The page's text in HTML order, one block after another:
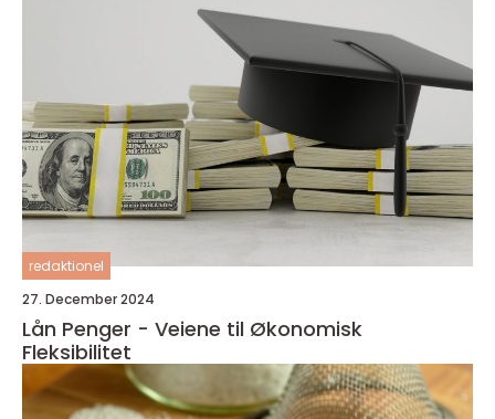
redaktionel
27. December 2024
Lån Penger - Veiene til Økonomisk
Fleksibilitet